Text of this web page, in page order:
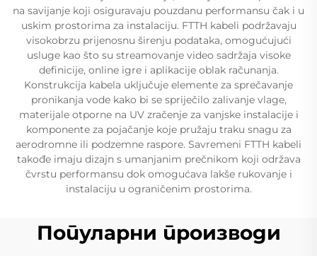
na savijanje koji osiguravaju pouzdanu performansu čak i u
uskim prostorima za instalaciju. FTTH kabeli podržavaju
visokobrzu prijenosnu širenju podataka, omogućujući
usluge kao što su streamovanje video sadržaja visoke
definicije, online igre i aplikacije oblak računanja.
Konstrukcija kabela uključuje elemente za sprečavanje
pronikanja vode kako bi se spriječilo zalivanje vlage,
materijale otporne na UV zračenje za vanjske instalacije i
komponente za pojačanje koje pružaju traku snagu za
aerodromne ili podzemne raspore. Savremeni FTTH kabeli
takođe imaju dizajn s umanjanim prečnikom koji održava
čvrstu performansu dok omogućava lakše rukovanje i
instalaciju u ograničenim prostorima.
Популарни производи